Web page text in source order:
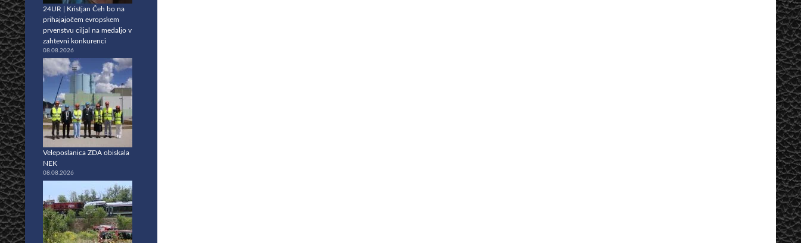
24UR | Kristjan Čeh bo na
prihajajočem evropskem
prvenstvu ciljal na medaljo v
zahtevni konkurenci
08.08.2026
Veleposlanica ZDA obiskala
NEK
08.08.2026